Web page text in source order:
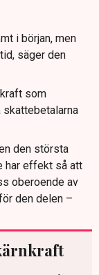
i början, men
säger den
som
den största
har effekt så att
oberoende av
den delen –